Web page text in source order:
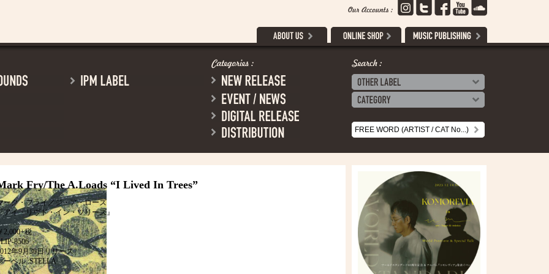
Fry/The A.Loads “I Lived In Trees”
ーク・フライ／ジ・ア・ローズ
アイ・リヴド・イン・ツリーズ』
2,000+税
8506
年9月30日リリース
ーベル :STELLA